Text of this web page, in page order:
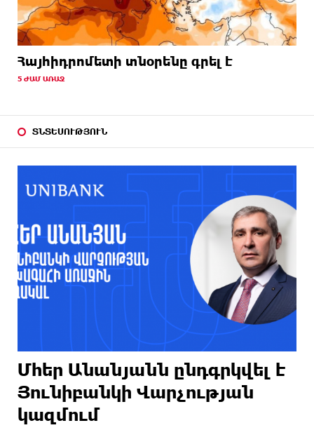
Հայհիդրոմետի տնօրենը գրել է
5 ԺԱՄ ԱՌԱՋ
ՏՆՏԵՍՈՒԹՅՈՒՆ
Մհեր Անանյանն ընդգրկվել է
Յունիբանկի Վարչության
կազմում